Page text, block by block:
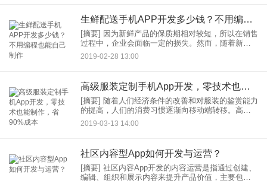
生鲜配送手机APP开发多少钱？不用编程也能自己制作
[摘要] 因为新鲜产品的保质期相对较短，所以在销售
过程中，企业会面临一定的损失。然而，随着新兴
电子商务产业的发展，生鲜配送手机App开发，创新
了新兴企业的运营模式。因为新鲜产品的保质期相
2019-02-28 13:00
高级服装定制手机App开发，零技术也能制作，省90%成本
[摘要] 随着人们经济条件的改善和对服装的鉴赏能力
的提高，人们的消费习惯逐渐向移动端转移。高级
服装定制的移动App软件已成为许多企业的需求。随
着人们经济条件的改善和对服装的鉴赏能力的提
2019-03-13 14:00
社区内容型App如何开发与运营？
[摘要] 社区内容App开发的内容运营是指通过创建、
编辑、组织和展示内容来提升产品价值，主要包括